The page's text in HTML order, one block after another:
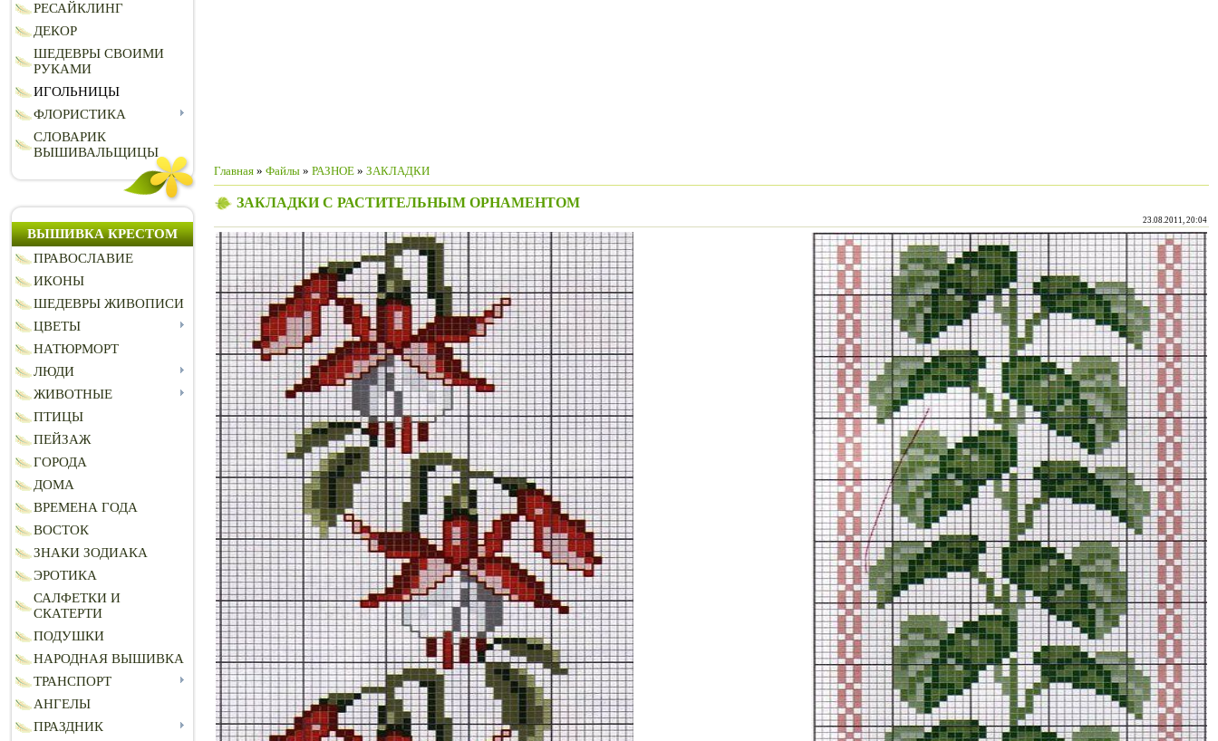
РЕСАЙКЛИНГ
ДЕКОР
ШЕДЕВРЫ СВОИМИ
РУКАМИ
ИГОЛЬНИЦЫ
ФЛОРИСТИКА
СЛОВАРИК
ВЫШИВАЛЬЩИЦЫ
ВЫШИВКА КРЕСТОМ
ПРАВОСЛАВИЕ
ИКОНЫ
ШЕДЕВРЫ ЖИВОПИСИ
ЦВЕТЫ
НАТЮРМОРТ
ЛЮДИ
ЖИВОТНЫЕ
ПТИЦЫ
ПЕЙЗАЖ
ГОРОДА
ДОМА
ВРЕМЕНА ГОДА
ВОСТОК
ЗНАКИ ЗОДИАКА
ЭРОТИКА
САЛФЕТКИ И
СКАТЕРТИ
ПОДУШКИ
НАРОДНАЯ ВЫШИВКА
ТРАНСПОРТ
АНГЕЛЫ
ПРАЗДНИК
Главная » Файлы » РАЗНОЕ » ЗАКЛАДКИ
ЗАКЛАДКИ С РАСТИТЕЛЬНЫМ ОРНАМЕНТОМ
23.08.2011, 20:04